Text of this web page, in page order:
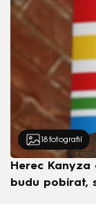
18 fotografií
Herec Kanyza
budu pobírat,